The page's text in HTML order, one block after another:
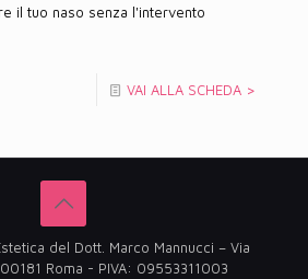
il tuo naso senza l'intervento
VAI ALLA SCHEDA >
del Dott. Marco Mannucci – Via
Roma - PIVA: 09553311003